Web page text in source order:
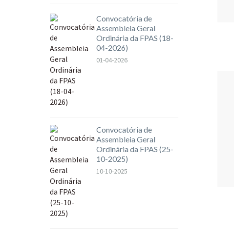
Convocatória de
Assembleia Geral
Ordinária da FPAS (18-
04-2026)
01-04-2026
Convocatória de
Assembleia Geral
Ordinária da FPAS (25-
10-2025)
10-10-2025